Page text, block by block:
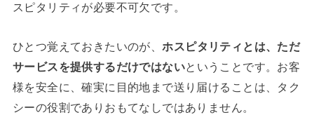
スピタリティが必要不可欠です。
ひとつ覚えておきたいのが、ホスピタリティとは、ただ
サービスを提供するだけではないということです。お客
様を安全に、確実に目的地まで送り届けることは、タク
シーの役割でありおもてなしではありません。